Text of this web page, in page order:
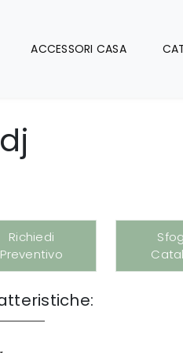
ACCESSORI CASA
Richiedi
Preventivo